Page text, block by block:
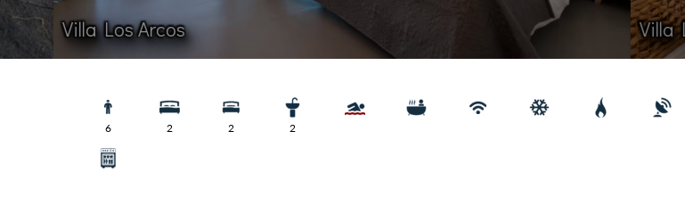
Villa Los Arcos
6 2 2 2